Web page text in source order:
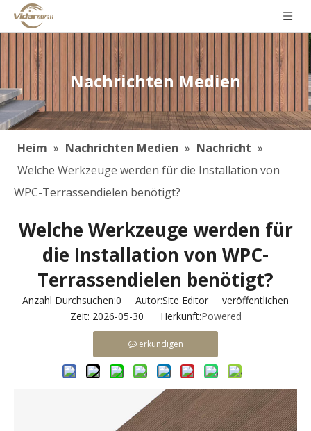
Nachrichten Medien
Heim » Nachrichten Medien » Nachricht »
Welche Werkzeuge werden für die Installation von
WPC-Terrassendielen benötigt?
Welche Werkzeuge werden für
die Installation von WPC-
Terrassendielen benötigt?
Anzahl Durchsuchen:0 Autor:Site Editor veröffentlichen
Zeit: 2026-05-30 Herkunft:Powered
erkundigen